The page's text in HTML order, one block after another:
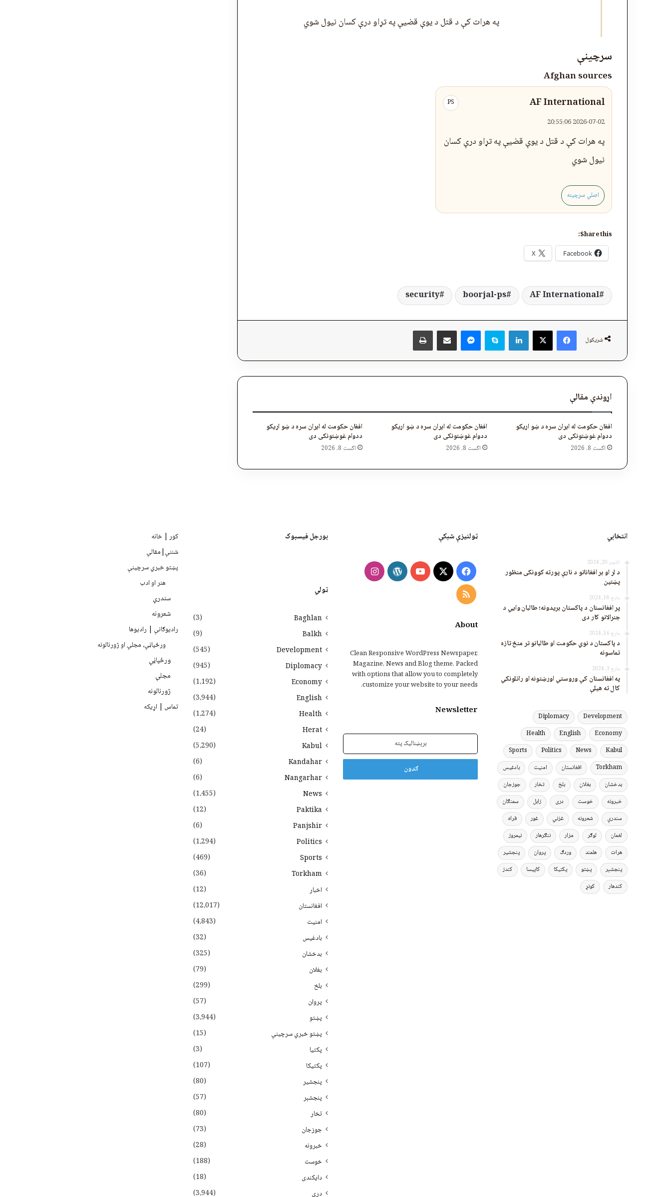
په هرات کې د قتل د یوې قضیې په تړاو درې کسان نیول شوي
سرچینې
Afghan sources
AF International
PS
2026-07-02 20:55:06
په هرات کې د قتل د یوې قضیې په تړاو درې کسان
نیول شوي
اصلي سرچینه
Share this:
Facebook
X
AF International
boorjal-ps
security
شریکول
Facebook
X
LinkedIn
Skype
Messenger
پر برېښنالیک یې شریک کړئ چاپول
اړوندې مقالې
افغان حکومت له ایران سره د ښو اړیکو
ددوام غوښتونکی دی
اگست 8, 2026
افغان حکومت له ایران سره د ښو اړیکو
ددوام غوښتونکی دی
اگست 8, 2026
افغان حکومت له ایران سره د ښو اړیکو
ددوام غوښتونکی دی
اگست 8, 2026
انتخابي
اکتوبر 20, 2024
د لر او بر افغانانو د نارې پورته کوونکی منظور
پښتین
مارچ 18, 2024
پر افغانستان د پاکستان بریدونه؛ طالبان وايي د
جنرالانو کار دی
مارچ 16, 2024
د پاکستان د نوي حکومت او طالبانو تر منځ تازه
تماسونه
مارچ 3, 2024
په افغانستان کې وروستي اورښتونه او راتلونکي
کال ته هیلې
Development
Diplomacy
Economy
English
Health
Kabul
News
Politics
Sports
Torkham
افغانستان امنیت
بادغیس
بدخشان
بغلان بلخ تخار
جوزجان
خبرونه
خوست دری زابل
سمنګان
سندرې
شعرونه غزني غور
فراه
لغمان
لوګر مزار ننګرهار
نیمروز
هرات
هلمند وردګ پروان
پنجشیر
پنجشېر
پښتو پکتیکا کاپیسا
کندز
کندهار
کونړ
ټولنیزې شبکې
Facebook
X
YouTube
WordPress
Instagram
RSS
About
Clean Responsive WordPress Newspaper,
Magazine, News and Blog theme. Packed
with options that allow you to completely
customize your website to your needs.
Newsletter
برېښنالیک
بورجل فیسبوک
ټولي
Baghlan
(3)
Balkh
(9)
Development
(545)
Diplomacy
(945)
Economy
(1،192)
English
(3،944)
Health
(1،274)
Herat
(24)
Kabul
(5،290)
Kandahar
(6)
Nangarhar
(6)
News
(1،455)
Paktika
(12)
Panjshir
(6)
Politics
(1،294)
Sports
(469)
Torkham
(36)
اخبار
(12)
افغانستان
(12،017)
امنیت
(4،843)
بادغیس
(32)
بدخشان
(325)
بغلان
(79)
بلخ
(299)
پروان
(57)
پښتو
(3،944)
پښتو خبري سرچينې
(15)
پکتيا
(3)
پکتیکا
(107)
پنجشیر
(80)
پنجشېر
(57)
تخار
(80)
جوزجان
(73)
خبرونه
(28)
خوست
(188)
دایکندی
(18)
دری
(3،944)
کور | خانه
شننې|مقالې
پښتو خبري سرچينې
هنر او ادب
سندرې
شعرونه
رادیوګانې | رادیوها
ورځپاڼې، مجلې او ژورنالونه
ورځپاڼې
مجلې
ژورنالونه
تماس | اړیکه